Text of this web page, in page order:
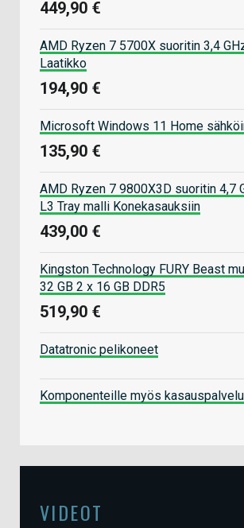
449,90 €
AMD Ryzen 7 5700X suoritin 3,4
Laatikko
194,90 €
Microsoft Windows 11 Home
135,90 €
AMD Ryzen 7 9800X3D suoritin 4,7
L3 Tray malli Konekasauksiin
439,00 €
Kingston Technology FURY Beast
32 GB 2 x 16 GB DDR5
519,90 €
Datatronic pelikoneet
Komponenteille myös kasauspalvelu
VIDEOT